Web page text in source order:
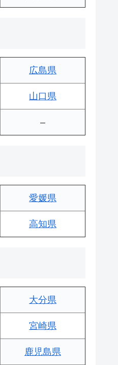
広島県
山口県
–
愛媛県
高知県
大分県
宮崎県
鹿児島県